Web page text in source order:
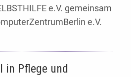
e.V. gemeinsam
e.V.
in Pflege und